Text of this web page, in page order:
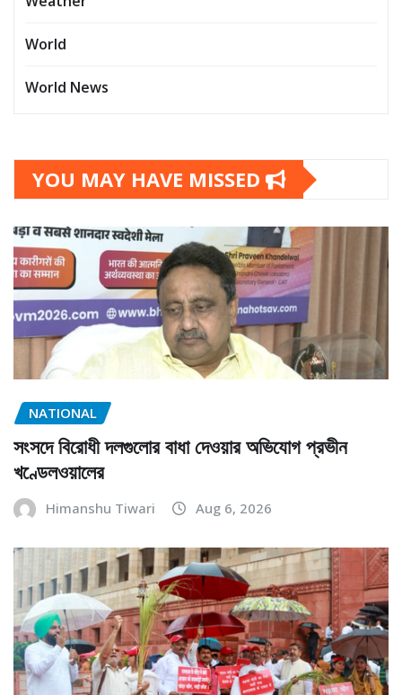
World
World News
YOU MAY HAVE MISSED
NATIONAL
সংসদে বিরোধী দলগুলোর বাধা দেওয়ার অভিযোগ প্রভীন
খণ্ডেলওয়ালের
Himanshu Tiwari Aug 6, 2026